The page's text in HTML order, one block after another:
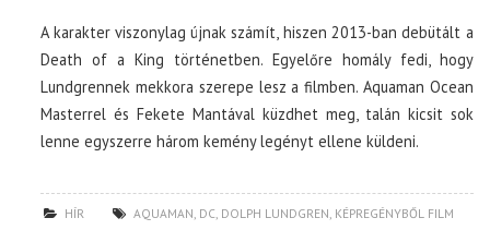
A karakter viszonylag újnak számít, hiszen 2013-ban debütált a
Death of a King történetben. Egyelőre homály fedi, hogy
Lundgrennek mekkora szerepe lesz a filmben. Aquaman Ocean
Masterrel és Fekete Mantával küzdhet meg, talán kicsit sok
lenne egyszerre három kemény legényt ellene küldeni.
HÍR AQUAMAN, DC, DOLPH LUNDGREN, KÉPREGÉNYBŐL FILM